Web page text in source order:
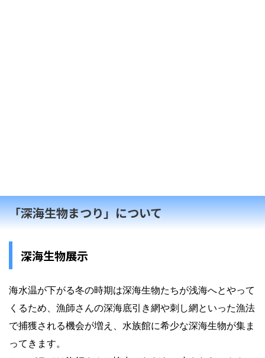
「深海生物まつり」について
深海生物展示
海水温が下がる冬の時期は深海生物たちが浅海へとやって
くるため、漁師さんの深海底引き網や刺し網といった漁法
で捕獲される機会が増え、水族館に希少な深海生物が集ま
ってきます。